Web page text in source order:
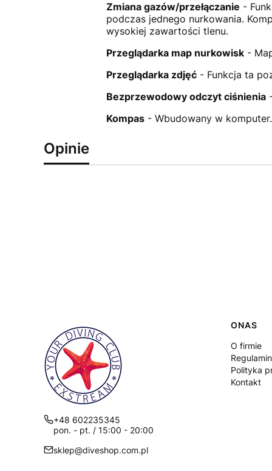
Zmiana gazów/przełączanie -
podczas jednego nurkowania.
wysokiej zawartości tlenu.
Przeglądarka map nurkowisk-
Przeglądarka zdjęć- Funkcja ta
Bezprzewodowy odczyt ciśnienia-
Kompas- Wbudowany w
Opinie
+48 602235345
pon. - pt. / 15:00 - 20:00
sklep@diveshop.com.pl
Linki
ONAS
O firmie
Polityka
Kontakt